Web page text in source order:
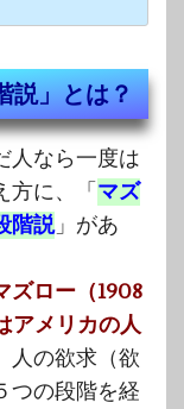
説」とは？
人なら一度は
方に、「 マズ
階説」があ
ズロー（1908
アメリカの人
人の欲求（欲
つの段階を経